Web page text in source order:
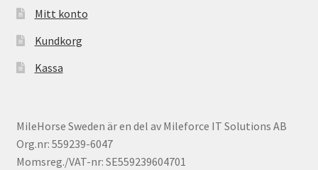
Mitt konto
Kundkorg
Kassa
MileHorse Sweden är en del av Mileforce IT Solutions AB
Org.nr: 559239-6047
Momsreg./VAT-nr: SE559239604701